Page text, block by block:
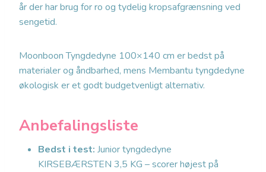
år der har brug for ro og tydelig kropsafgrænsning ved
sengetid.
Moonboon Tyngdedyne 100×140 cm er bedst på
materialer og åndbarhed, mens Membantu tyngdedyne
økologisk er et godt budgetvenligt alternativ.
Anbefalingsliste
Bedst i test: Junior tyngdedyne
KIRSEBÆRSTEN 3,5 KG – scorer højest på